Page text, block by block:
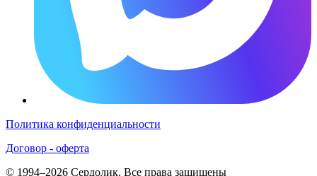
Политика конфиденциальности
Договор - оферта
© 1994–2026 Сердолик. Все права защищены